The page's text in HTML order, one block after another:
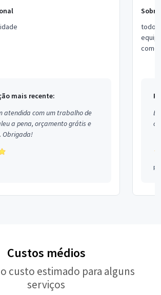
mais recente:
atendida com um trabalho de
a pena, orçamento grátis e
Obrigada!
todo
como
Custos médios
custo estimado para alguns
serviços